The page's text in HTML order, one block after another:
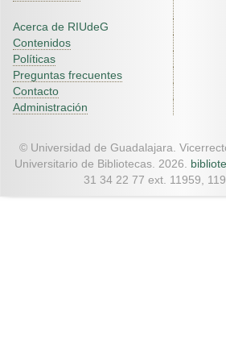
Acerca de RIUdeG
Contenidos
Políticas
Preguntas frecuentes
Contacto
Administración
© Universidad de Guadalajara.
Universitario de Bibliotecas. 2026.
31 34 22 77 ext. 11959,